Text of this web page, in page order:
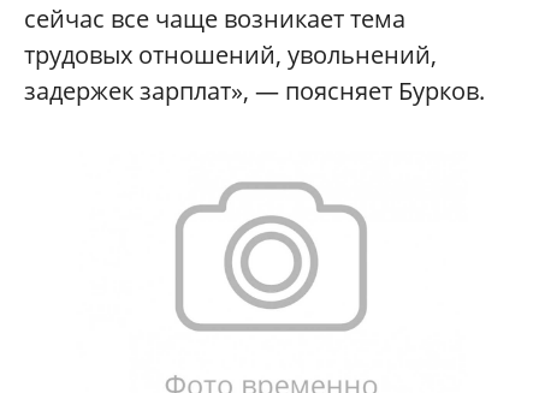
сейчас все чаще возникает тема
трудовых отношений, увольнений,
задержек зарплат», — поясняет Бурков.